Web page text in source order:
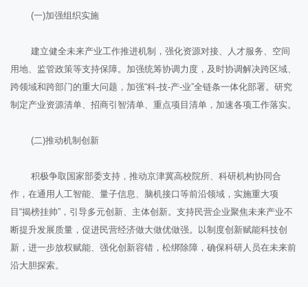
(一)加强组织实施
建立健全未来产业工作推进机制，强化资源对接、人才服务、空间
用地、监管政策等支持保障。加强统筹协调力度，及时协调解决跨区域、
跨领域和跨部门的重大问题，加强“科-技-产-业”全链条一体化部署。研究
制定产业资源清单、招商引智清单、重点项目清单，加速各项工作落实。
(二)推动机制创新
积极争取国家部委支持，推动京津冀高校院所、科研机构协同合
作，在通用人工智能、量子信息、脑机接口等前沿领域，实施重大项
目“揭榜挂帅”，引导多元创新、主体创新。支持民营企业聚焦未来产业不
断提升发展质量，促进民营经济做大做优做强。以制度创新赋能科技创
新，进一步放权赋能、强化创新容错，松绑除障，确保科研人员在未来前
沿大胆探索。